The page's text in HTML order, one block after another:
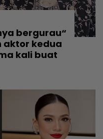
bergurau“
aktor kedua
kali buat